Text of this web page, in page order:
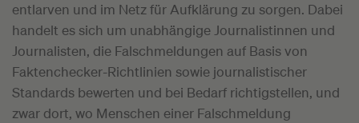
entlarven und im Netz für Aufklärung zu sorgen. Dabei
handelt es sich um unabhängige Journalistinnen und
Journalisten, die Falschmeldungen auf Basis von
Faktenchecker-Richtlinien sowie journalistischer
Standards bewerten und bei Bedarf richtigstellen, und
zwar dort, wo Menschen einer Falschmeldung